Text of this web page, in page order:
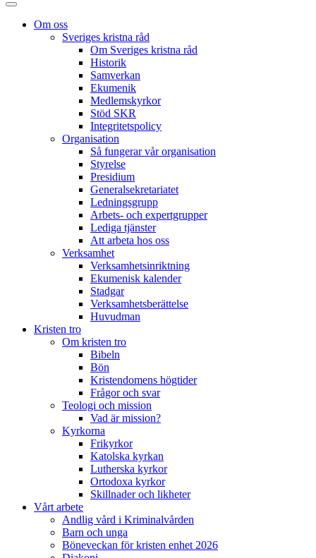
Om oss
Sveriges kristna råd
Om Sveriges kristna råd
Historik
Samverkan
Ekumenik
Medlemskyrkor
Stöd SKR
Integritetspolicy
Organisation
Så fungerar vår organisation
Styrelse
Presidium
Generalsekretariatet
Ledningsgrupp
Arbets- och expertgrupper
Lediga tjänster
Att arbeta hos oss
Verksamhet
Verksamhetsinriktning
Ekumenisk kalender
Stadgar
Verksamhetsberättelse
Huvudman
Kristen tro
Om kristen tro
Bibeln
Bön
Kristendomens högtider
Frågor och svar
Teologi och mission
Vad är mission?
Kyrkorna
Frikyrkor
Katolska kyrkan
Lutherska kyrkor
Ortodoxa kyrkor
Skillnader och likheter
Vårt arbete
Andlig vård i Kriminalvården
Barn och unga
Böneveckan för kristen enhet 2026